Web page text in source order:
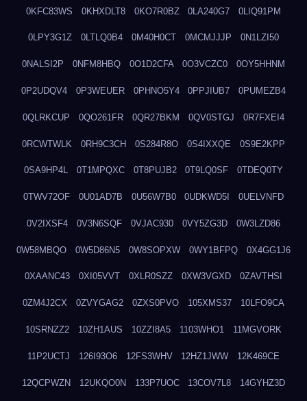
0KFC83WS 0KHXDLT8 0KO7R0BZ 0LA240G7 0LIQ91PM
0LPY3G1Z 0LTLQ0B4 0M40H0CT 0MCMJJJP 0N1LZI50
0NALSI2P 0NFM8HBQ 0O1D2CFA 0O3VCZC0 0OY5HHNM
0P2UDQV4 0P3WEUER 0PHNO5Y4 0PPJIUB7 0PUMEZB4
0QLRKCUP 0QO261FR 0QR27BKM 0QV0STGJ 0R7FXEI4
0RCWTWLK 0RH9C3CH 0S284R8O 0S4IXXQE 0S9E2KPP
0SA9HP4L 0T1MPQXC 0T8PUJB2 0T9LQ0SF 0TDEQ0TY
0TWV72OF 0U01AD7B 0U56W7B0 0UDKWD5I 0UELVNFD
0V2IXSF4 0V3N6SQF 0VJAC930 0VY5ZG3D 0W3LZD86
0W58MBQO 0W5D86N5 0W8SOPXW 0WY1BFPQ 0X4GG1J6
0XAANC43 0XI05VVT 0XLR0SZZ 0XW3VGXD 0ZAVTHSI
0ZM4J2CX 0ZVYGAG2 0ZXS0PVO 105XMS37 10LFO9CA
10SRNZZ2 10ZH1AUS 10ZZI8A5 1103WHO1 11MGVORK
11P2UCTJ 126I93O6 12FS3WHV 12HZ1JWW 12K469CE
12QCPWZN 12UKQO0N 133P7UOC 13COV7L8 14GYHZ3D